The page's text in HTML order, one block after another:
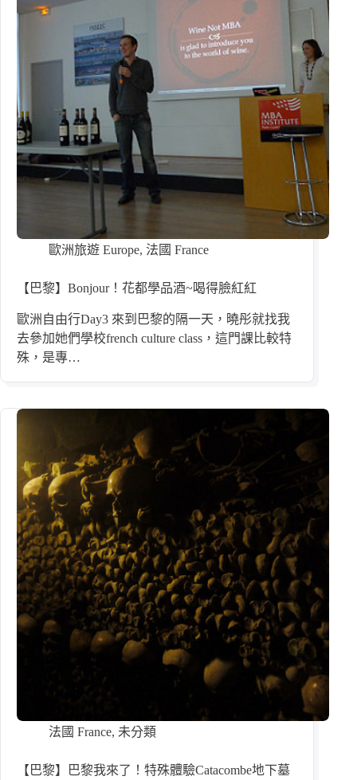
歐洲旅遊 Europe, 法國 France
【巴黎】Bonjour！花都學品酒~喝得臉紅紅
歐洲自由行Day3 來到巴黎的隔一天，曉彤就找我
去參加她們學校french culture class，這門課比較特
殊，是專…
法國 France, 未分類
【巴黎】巴黎我來了！特殊體驗Catacombe地下墓